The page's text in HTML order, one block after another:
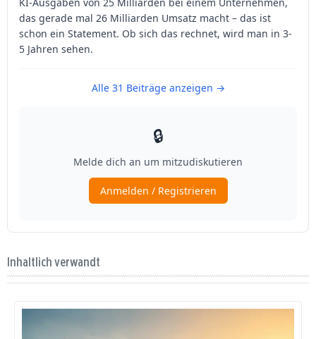
Inhaltlich verwandt